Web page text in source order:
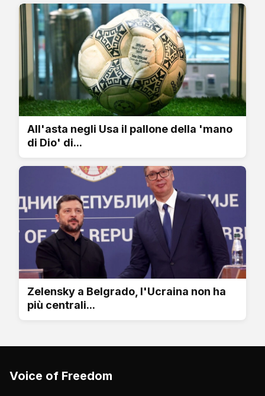
All'asta negli Usa il pallone della 'mano
di Dio' di...
Zelensky a Belgrado, l'Ucraina non ha
più centrali...
Voice of Freedom